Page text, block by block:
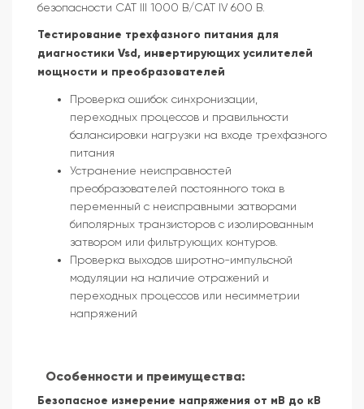
безопасности CAT III 1000 В/CAT IV 600 В.
Тестирование трехфазного питания для
диагностики Vsd, инвертирующих усилителей
мощности и преобразователей
Проверка ошибок синхронизации,
переходных процессов и правильности
балансировки нагрузки на входе трехфазного
питания
Устранение неисправностей
преобразователей постоянного тока в
переменный с неисправными затворами
биполярных транзисторов с изолированным
затвором или фильтрующих контуров.
Проверка выходов широтно-импульсной
модуляции на наличие отражений и
переходных процессов или несимметрии
напряжений
Особенности и преимущества:
Безопасное измерение напряжения от мВ до кВ